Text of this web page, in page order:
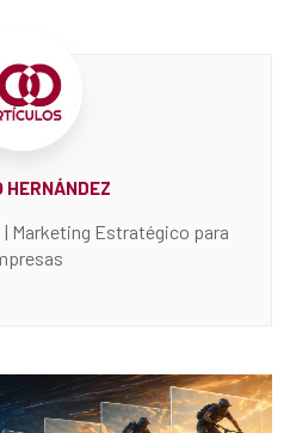
HERNÁNDEZ
Marketing Estratégico para